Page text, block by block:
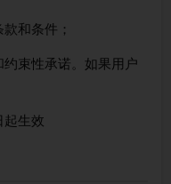
和条件；
束性承诺。如果用户
起生效